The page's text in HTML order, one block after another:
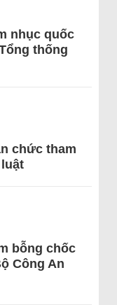
nhục quốc
thống
chức tham
bỗng chốc
Công An